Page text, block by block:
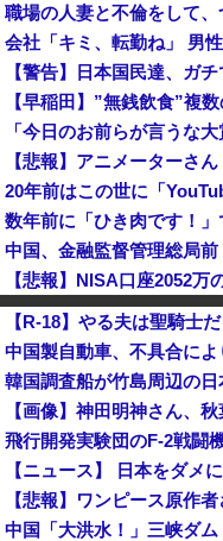
職場の人妻と不倫をして、
【警告】日本国民達、ガ
なぜプーチンはウクライ
【R-18】やる夫は聖騎士
中国製自動車、不具合に
【悲報】ワンピース原作